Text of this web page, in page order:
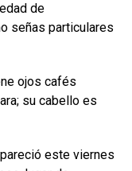
de
señas particulares
ojos cafés
su cabello es
este viernes